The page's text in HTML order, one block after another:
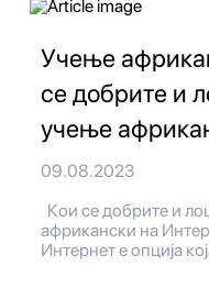
Учење
се добрите и
учење
09.08.2023
Кои се добрите и
африкански на
Интернет е опција